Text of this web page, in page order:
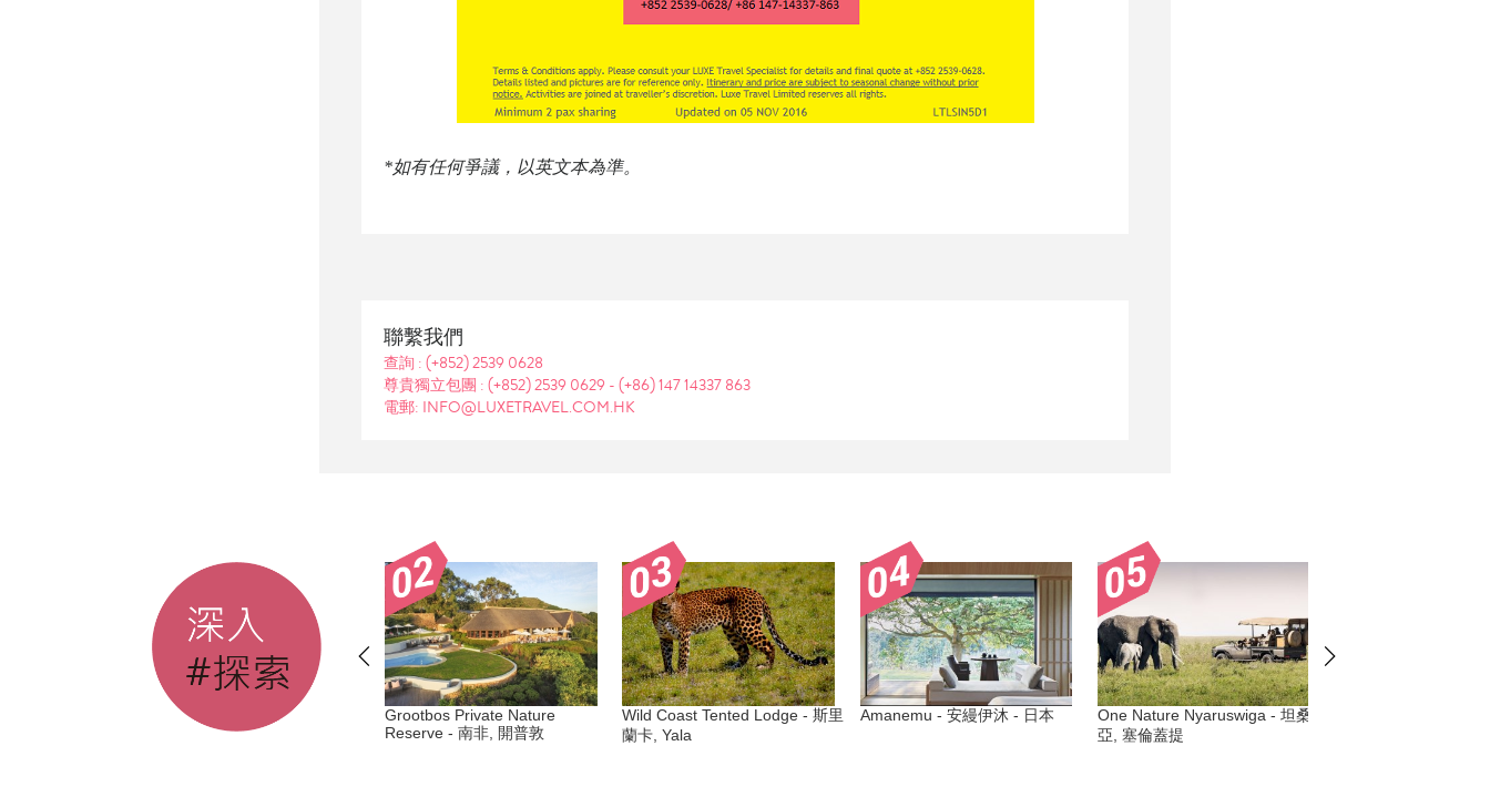
*如有任何爭議，以英文本為準。
聯繫我們
查詢 :(+852) 2539 0628
尊貴獨立包團 :(+852) 2539 0629 -(+86) 147 14337 863
電郵: INFO@LUXETRAVEL.COM.HK
Six Senses Duxton - 新加坡, 丹
Grootbos Private Nature
Reserve - 南非, 開普敦
Wild Coast Tented Lodge - 斯里
蘭卡, Yala
Amanemu - 安縵伊沐 - 日本
One Nature Nyaruswiga - 坦桑尼
亞, 塞倫蓋提